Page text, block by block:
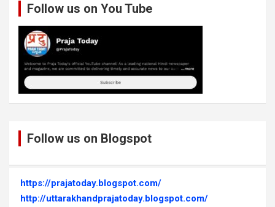
Follow us on You Tube
Follow us on Blogspot
https://prajatoday.blogspot.com/
http://uttarakhandprajatoday.blogspot.com/